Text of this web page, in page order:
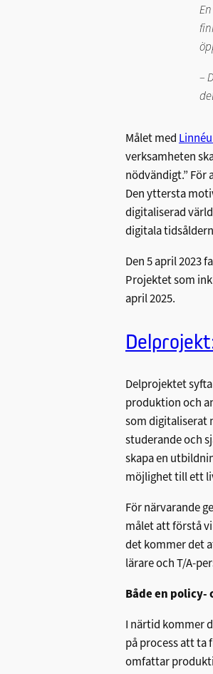
–
Målet med
verksamheten
nödvändigt.”
Den yttersta
digitaliserad
digitala
Den 5 april 2023
Projektet som
april 2025.
Delprojektet
produktion och
som digitaliserat
studerande och
skapa en
möjlighet till ett
För närvarande
målet att förstå
det kommer det
lärare och T/A-
Både en
I närtid kommer
på process att ta
omfattar